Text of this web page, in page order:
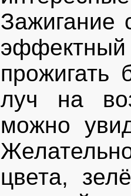
Зажигание
прожигать
луч на
можно
цвета,